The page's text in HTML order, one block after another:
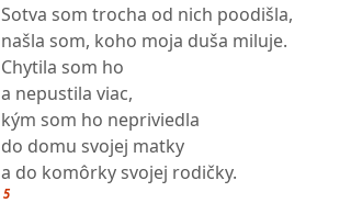
Sotva som trocha od nich poodišla,
našla som, koho moja duša miluje.
Chytila som ho
a nepustila viac,
kým som ho nepriviedla
do domu svojej matky
a do komôrky svojej rodičky.
5